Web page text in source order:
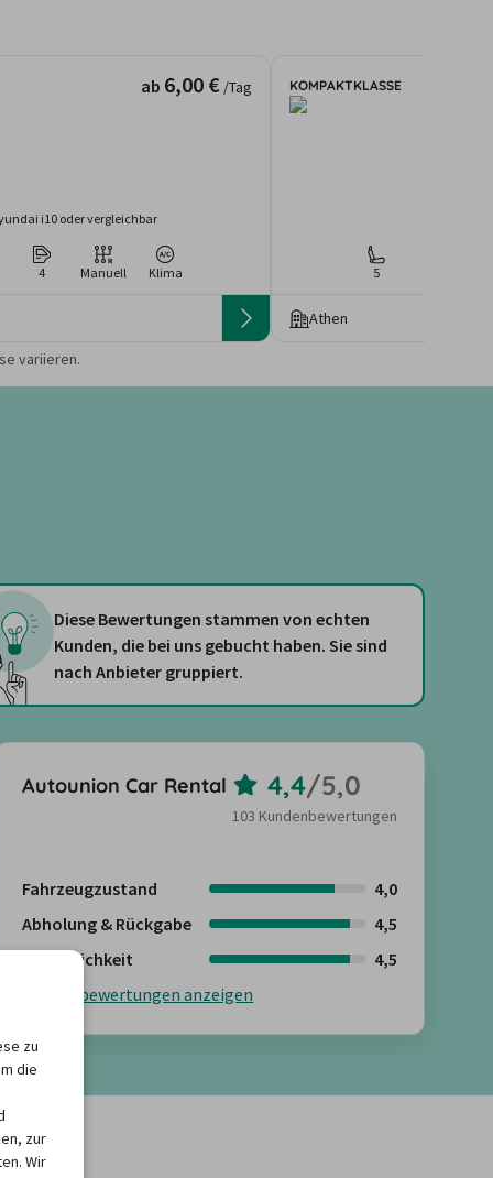
ab 6,00 € /Tag
i10 oder vergleichbar
4 Manuell Klima
KOMPAKTKLASSE
5
Athen
Preise von der
variieren.
Diese Bewertungen stammen von echten
Kunden, die bei uns gebucht haben. Sie sind
nach Anbieter gruppiert.
Autounion Car Rental 4,4/5,0
103 Kundenbewertungen
Fahrzeugzustand
4,0
Abholung & Rückgabe
4,5
Freundlichkeit
4,5
Kundenbewertungen anzeigen
zu
die
zur
Wir